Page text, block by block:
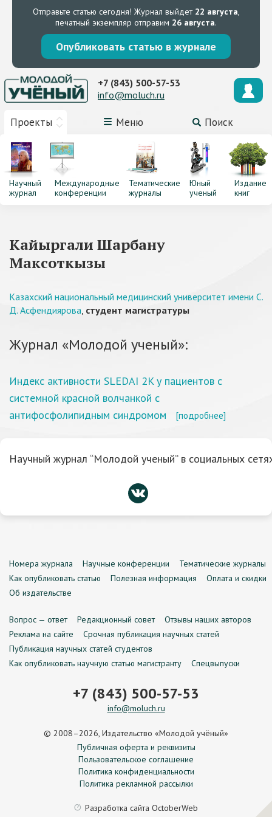
Отправьте статью сегодня! Журнал выйдет 22 августа,
печатный экземпляр отправим 26 августа.
Опубликовать статью в журнале
Проекты Меню Поиск
+7 (843) 500-57-53
info@moluch.ru
Научный
журнал
Международные
конференции
Тематические
журналы
Юный
ученый
Издание
книг
Кайыргали Шарбану
Максоткызы
Казахский национальный медицинский университет имени С.
Д. Асфендиярова, студент магистратуры
Журнал «Молодой ученый»:
Индекс активности SLEDAI 2K у пациентов с
системной красной волчанкой с
антифосфолипидным синдромом
[подробнее]
Научный журнал “Молодой ученый” в социальных
Номера журнала Научные конференции
Тематические журналы
Как опубликовать статью
Полезная информация
Оплата и скидки
Об издательстве
Вопрос — ответ Редакционный совет
Отзывы наших авторов
Реклама на сайте
Срочная публикация научных статей
Публикация научных статей студентов
Как опубликовать научную статью магистранту
Спецвыпуски
+7 (843) 500-57-53
info@moluch.ru
© 2008–2026, Издательство «Молодой учёный»
Публичная оферта и реквизиты
Пользовательское соглашение
Политика конфиденциальности
Политика рекламной рассылки
Разработка сайта OctoberWeb